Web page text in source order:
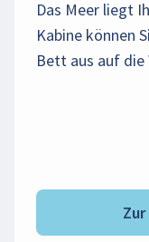
Das Meer liegt
Kabine können
Bett aus auf die